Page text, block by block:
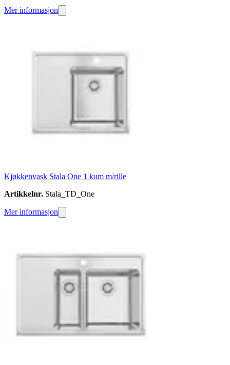
Mer informasjon
Kjøkkenvask Stala One 1 kum m/rille
Artikkelnr. Stala_TD_One
Mer informasjon